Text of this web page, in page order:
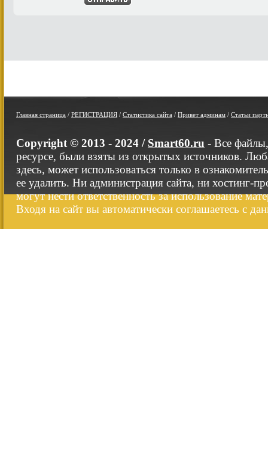
Главная страница / РЕГИСТРАЦИЯ / Статистика сайта / Привет админам / Статьи
Copyright © 2013 - 2024 / Smart60.ru - Все
ресурсе, были взяты из открытых источников.
здесь, может использоваться только в
ее удалить. Ни администрация сайта, ни хостинг-
могут нести ответственность за использование
Входя на сайт вы автоматически соглашаетесь с